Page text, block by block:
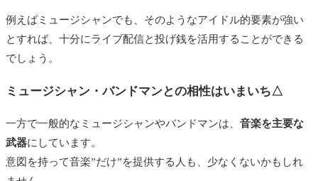
例えばミュージシャンでも、そのようなアイドル的要素が強い
とすれば、十分にライブ配信と投げ銭を活用することができる
でしょう。
ミュージシャン・バンドマンとの相性はいまいち△
一方で一般的なミュージシャンやバンドマンは、 音楽を主要な
武器にしています。
意図を持って音楽”だけ”を提供する人も、少なくないかもしれ